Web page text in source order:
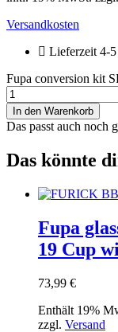
Versandkosten
Lieferzeit 4-
Fupa conversion kit
In den Warenkorb
Das passt auch noch
Das könnte
Fupa
19 Cup
73,99 €
Enthält 19%
zzgl. Versand